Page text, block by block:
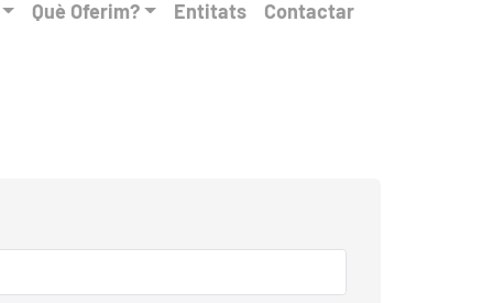
Què Oferim? Entitats Contactar